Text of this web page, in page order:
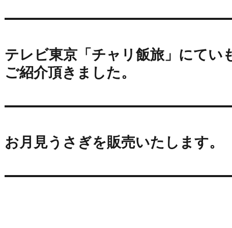
テレビ東京「チャリ飯旅」にてい
ご紹介頂きました。
お月見うさぎを販売いたします。